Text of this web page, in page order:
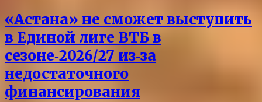
«Астана» не сможет выступить
в Единой лиге ВТБ в
сезоне‑2026/27 из‑за
недостаточного
финансирования